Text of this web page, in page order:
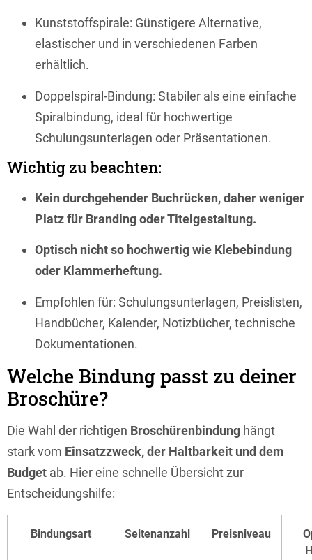
Kunststoffspirale: Günstigere Alternative,
elastischer und in verschiedenen Farben
erhältlich.
Doppelspiral-Bindung: Stabiler als eine einfache
Spiralbindung, ideal für hochwertige
Schulungsunterlagen oder Präsentationen.
Wichtig zu beachten:
Kein durchgehender Buchrücken, daher weniger
Platz für Branding oder Titelgestaltung.
Optisch nicht so hochwertig wie Klebebindung
oder Klammerheftung.
Empfohlen für: Schulungsunterlagen, Preislisten,
Handbücher, Kalender, Notizbücher, technische
Dokumentationen.
Welche Bindung passt zu deiner
Broschüre?
Die Wahl der richtigen Broschürenbindung hängt
stark vom Einsatzzweck, der Haltbarkeit und dem
Budget ab. Hier eine schnelle Übersicht zur
Entscheidungshilfe:
Bindungsart Seitenanzahl Preisniveau